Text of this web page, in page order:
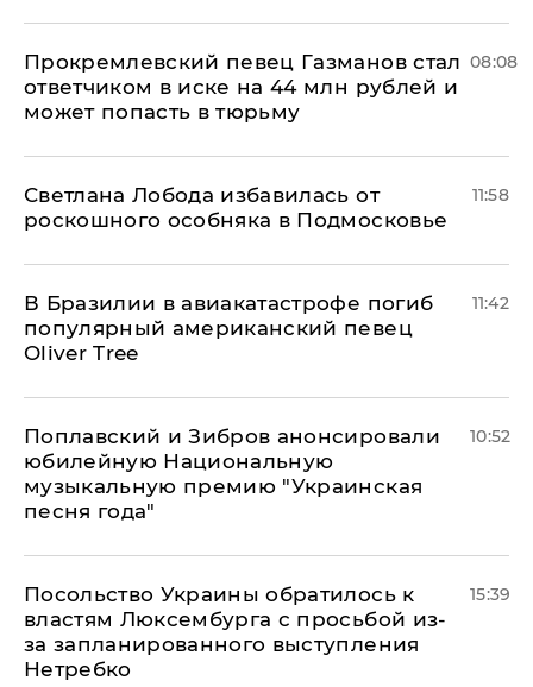
Прокремлевский певец Газманов стал
ответчиком в иске на 44 млн рублей и
может попасть в тюрьму
08:08
Светлана Лобода избавилась от
роскошного особняка в Подмосковье
11:58
В Бразилии в авиакатастрофе погиб
популярный американский певец
Oliver Tree
11:42
Поплавский и Зибров анонсировали
юбилейную Национальную
музыкальную премию "Украинская
песня года"
10:52
Посольство Украины обратилось к
властям Люксембурга с просьбой из-
за запланированного выступления
Нетребко
15:39